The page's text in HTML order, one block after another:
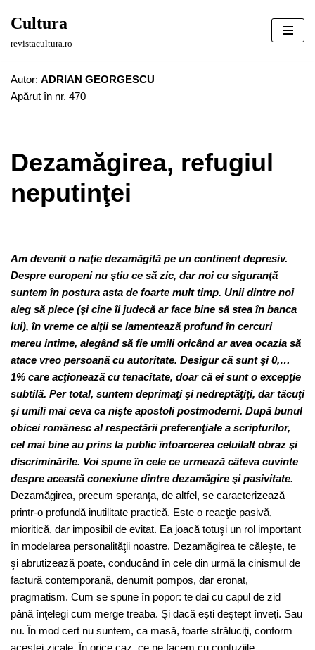
Sari
Cultura
revistacultura.ro
Autor: ADRIAN GEORGESCU
Apărut în nr. 470
Dezamăgirea, refugiul
neputinţei
Am devenit o naţie dezamăgită pe un continent depresiv.
Despre europeni nu ştiu ce să zic, dar noi cu siguranţă
suntem în postura asta de foarte mult timp. Unii dintre noi
aleg să plece (şi cine îi judecă ar face bine să stea în banca
lui), în vreme ce alţii se lamentează profund în cercuri
mereu intime, alegând să fie umili oricând ar avea ocazia să
atace vreo persoană cu autoritate. Desigur că sunt şi 0,…
1% care acţionează cu tenacitate, doar că ei sunt o excepţie
subtilă. Per total, suntem deprimaţi şi nedreptăţiţi, dar tăcuţi
şi umili mai ceva ca nişte apostoli postmoderni. După bunul
obicei românesc al respectării preferenţiale a scripturilor,
cel mai bine au prins la public întoarcerea celuilalt obraz şi
discriminările. Voi spune în cele ce urmează câteva cuvinte
despre această conexiune dintre dezamăgire şi pasivitate.
Dezamăgirea, precum speranţa, de altfel, se caracterizează
printr-o profundă inutilitate practică. Este o reacţie pasivă,
mioritică, dar imposibil de evitat. Ea joacă totuşi un rol important
în modelarea personalităţii noastre. Dezamăgirea te căleşte, te
şi abrutizează poate, conducând în cele din urmă la cinismul de
factură contemporană, denumit pompos, dar eronat,
pragmatism. Cum se spune în popor: te dai cu capul de zid
până înţelegi cum merge treaba. Şi dacă eşti deştept înveţi. Sau
nu. În mod cert nu suntem, ca masă, foarte străluciţi, conform
acestei zicale. În orice caz, ce ne facem cu contuziile